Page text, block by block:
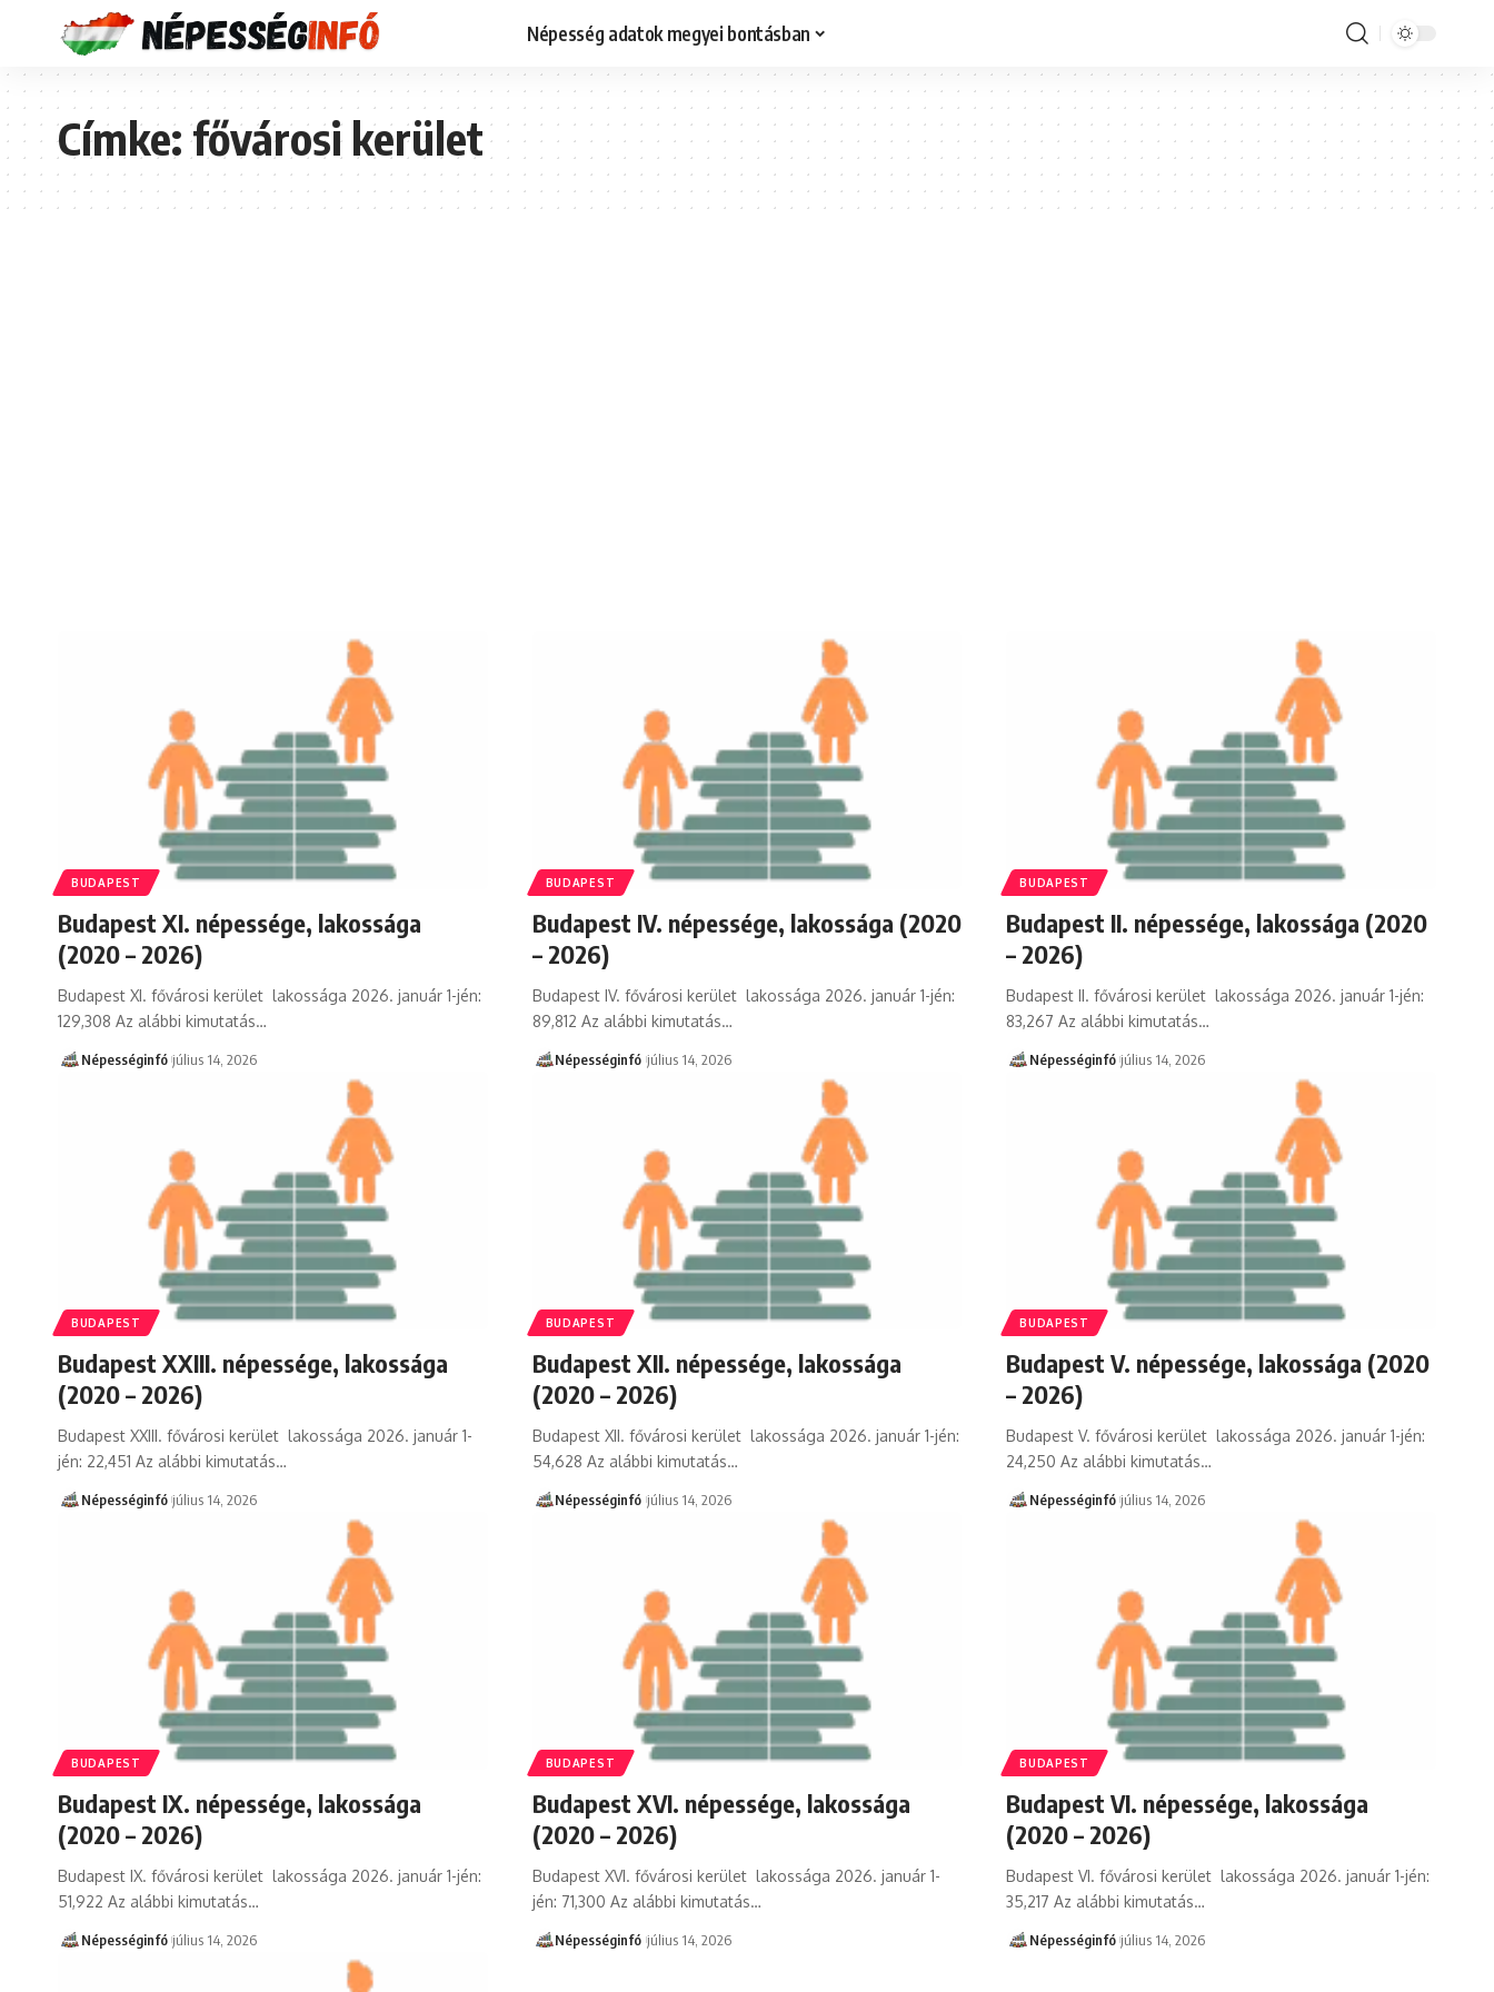
Népesség adatok megyei bontásban
Címke:fővárosi kerület
BUDAPEST
Budapest XI. népessége, lakossága
(2020 – 2026)
Budapest XI. fővárosi kerület lakossága 2026. január 1-jén:
129,308 Az alábbi kimutatás…
Népességinfó július 14, 2026
BUDAPEST
Budapest IV. népessége, lakossága (2020
– 2026)
Budapest IV. fővárosi kerület lakossága 2026. január 1-jén:
89,812 Az alábbi kimutatás…
Népességinfó július 14, 2026
BUDAPEST
Budapest II. népessége, lakossága (2020
– 2026)
Budapest II. fővárosi kerület lakossága 2026. január 1-jén:
83,267 Az alábbi kimutatás…
Népességinfó július 14, 2026
BUDAPEST
Budapest XXIII. népessége, lakossága
(2020 – 2026)
Budapest XXIII. fővárosi kerület lakossága 2026. január 1-
jén: 22,451 Az alábbi kimutatás…
Népességinfó július 14, 2026
BUDAPEST
Budapest XII. népessége, lakossága
(2020 – 2026)
Budapest XII. fővárosi kerület lakossága 2026. január 1-jén:
54,628 Az alábbi kimutatás…
Népességinfó július 14, 2026
BUDAPEST
Budapest V. népessége, lakossága (2020
– 2026)
Budapest V. fővárosi kerület lakossága 2026. január 1-jén:
24,250 Az alábbi kimutatás…
Népességinfó július 14, 2026
BUDAPEST
Budapest IX. népessége, lakossága
(2020 – 2026)
Budapest IX. fővárosi kerület lakossága 2026. január 1-jén:
51,922 Az alábbi kimutatás…
Népességinfó július 14, 2026
BUDAPEST
Budapest XVI. népessége, lakossága
(2020 – 2026)
Budapest XVI. fővárosi kerület lakossága 2026. január 1-
jén: 71,300 Az alábbi kimutatás…
Népességinfó július 14, 2026
BUDAPEST
Budapest VI. népessége, lakossága
(2020 – 2026)
Budapest VI. fővárosi kerület lakossága 2026. január 1-jén:
35,217 Az alábbi kimutatás…
Népességinfó július 14, 2026